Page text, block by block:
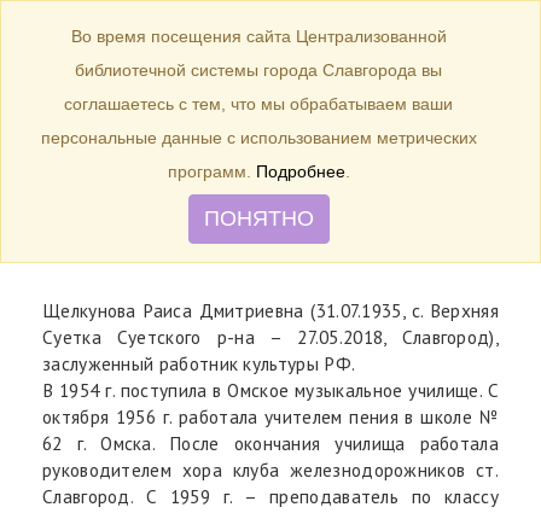
Toggle
navigation
БИБЛИОТЕКА
31 июля 1935 года – 90 лет со
дня рождения заслуженного
работника культуры РФ Р. Д.
Щелкуновой.
Щелкунова Раиса Дмитриевна (31.07.1935, с. Верхняя
Суетка Суетского р-на – 27.05.2018, Славгород),
заслуженный работник культуры РФ.
В 1954 г. поступила в Омское музыкальное училище. С
октября 1956 г. работала учителем пения в школе №
62 г. Омска. После окончания училища работала
руководителем хора клуба железнодорожников ст.
Славгород. С 1959 г. – преподаватель по классу
Во время посещения сайта Централизованной
библиотечной системы города Славгорода вы
соглашаетесь с тем, что мы обрабатываем ваши
персональные данные с использованием метрических
программ. Подробнее.
ПОНЯТНО